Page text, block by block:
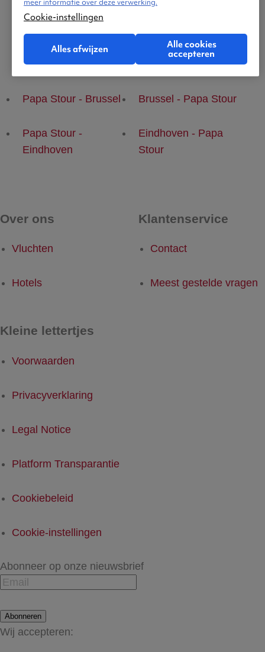
Populaire vluchten
Papa Stour - Brussel Brussel - Papa Stour
Papa Stour -
Eindhoven
Eindhoven - Papa
Stour
Over ons
Vluchten
Hotels
Klantenservice
Contact
Meest gestelde vragen
Kleine lettertjes
Voorwaarden
Privacyverklaring
Legal Notice
Platform Transparantie
Cookiebeleid
Cookie-instellingen
Abonneer op onze nieuwsbrief
Abonneren
Wij accepteren:
Cookie-instellingen
Alles afwijzen
Alle cookies
accepteren